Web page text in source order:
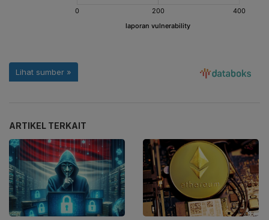
ARTIKEL TERKAIT